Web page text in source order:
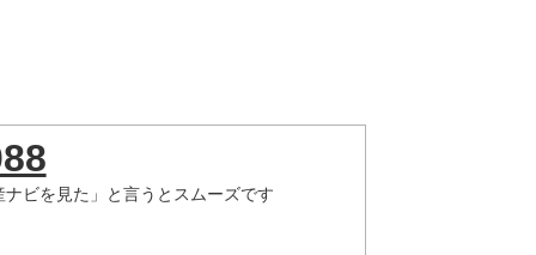
ビを見た」と言うとスムーズです